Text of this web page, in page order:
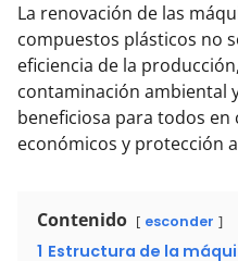
La renovación de las
compuestos plásticos no
eficiencia de la
contaminación ambiental
beneficiosa para todos en
económicos y protección
Contenido esconder
1 Estructura de la